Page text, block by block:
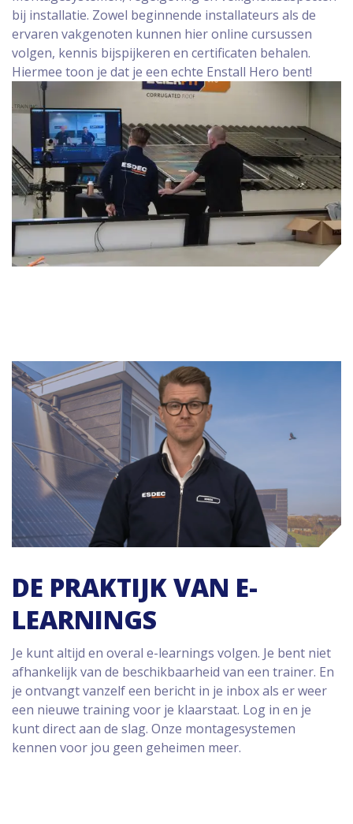
bij installatie. Zowel beginnende installateurs als de
ervaren vakgenoten kunnen hier online cursussen
volgen, kennis bijspijkeren en certificaten behalen.
Hiermee toon je dat je een echte Enstall Hero bent!
DE PRAKTIJK VAN E-
LEARNINGS
Je kunt altijd en overal e-learnings volgen. Je bent niet
afhankelijk van de beschikbaarheid van een trainer. En
je ontvangt vanzelf een bericht in je inbox als er weer
een nieuwe training voor je klaarstaat. Log in en je
kunt direct aan de slag. Onze montagesystemen
kennen voor jou geen geheimen meer.